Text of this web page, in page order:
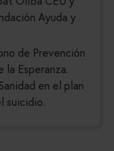
Ayuda y
de Prevención
Esperanza.
en el plan
suicidio.